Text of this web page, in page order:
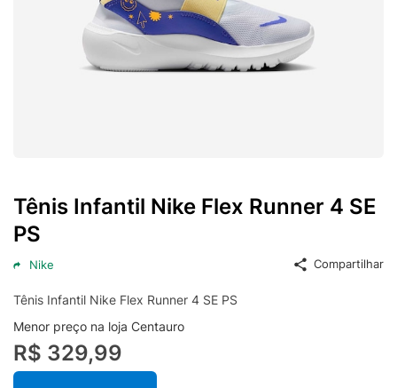
Tênis Infantil Nike Flex Runner 4 SE
PS
Nike Compartilhar
Tênis Infantil Nike Flex Runner 4 SE PS
Menor preço na loja Centauro
R$ 329,99